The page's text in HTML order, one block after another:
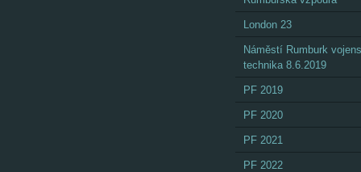
London 23
Náměstí Rumburk
technika 8.6.2019
PF 2019
PF 2020
PF 2021
PF 2022